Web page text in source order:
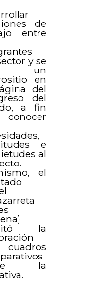
de
entre
y se
un
en
del
del
a fin
e
al
el
la
la